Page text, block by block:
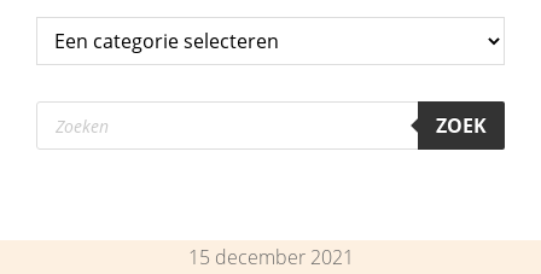
Producten
zoeken ZOEK
15 december 2021